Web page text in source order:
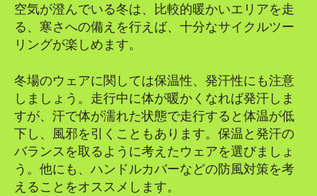
空気が澄んでいる冬は、比較的暖かいエリアを走
る、寒さへの備えを行えば、十分なサイクルツー
リングが楽しめます。
冬場のウェアに関しては保温性、発汗性にも注意
しましょう。走行中に体が暖かくなれば発汗しま
すが、汗で体が濡れた状態で走行すると体温が低
下し、風邪を引くこともあります。保温と発汗の
バランスを取るように考えたウェアを選びましょ
う。他にも、ハンドルカバーなどの防風対策を考
えることをオススメします。